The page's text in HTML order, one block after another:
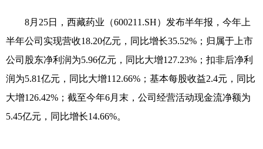
8月25日，西藏药业（600211.SH）发布半年报，今年上
半年公司实现营收18.20亿元，同比增长35.52%；归属于上市
公司股东净利润为5.96亿元，同比大增127.23%；扣非后净利
润为5.81亿元，同比大增112.66%；基本每股收益2.4元，同比
大增126.42%；截至今年6月末，公司经营活动现金流净额为
5.45亿元，同比增长14.66%。